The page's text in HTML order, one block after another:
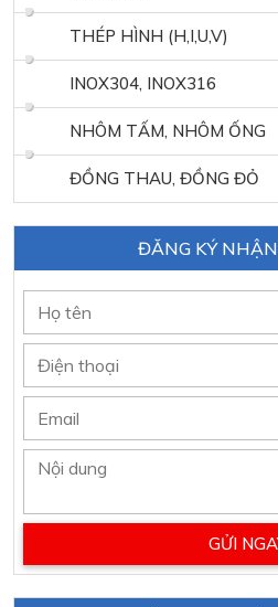
THÉP HÌNH (H,I,U,V)
INOX304, INOX316
NHÔM TẤM, NHÔM ỐNG
ĐỒNG THAU, ĐỒNG ĐỎ
ĐĂNG KÝ